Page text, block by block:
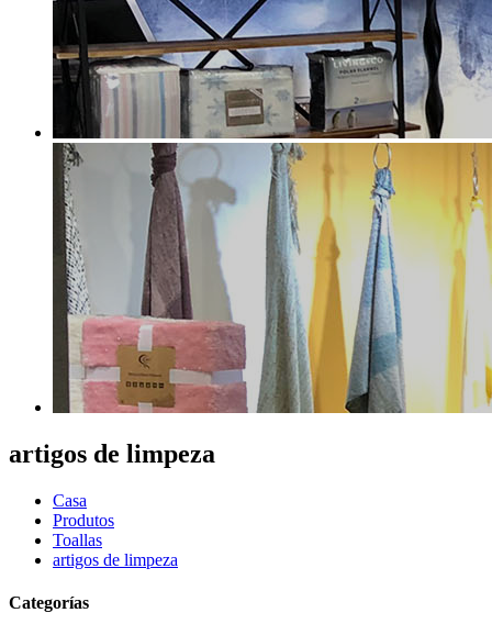
artigos de limpeza
Casa
Produtos
Toallas
artigos de limpeza
Categorías